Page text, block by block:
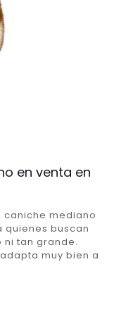
en venta en
caniche mediano
buscan
ni tan grande.
muy bien a